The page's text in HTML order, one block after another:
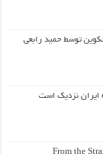
توسط حمید رابعی
ایران نزدیک است